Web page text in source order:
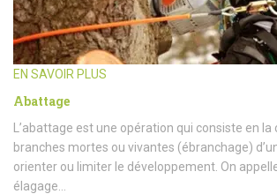
EN SAVOIR PLUS
Abattage
L’abattage est une opération qui consiste en
branches mortes ou vivantes (ébranchage)
orienter ou limiter le développement. On
élagage…